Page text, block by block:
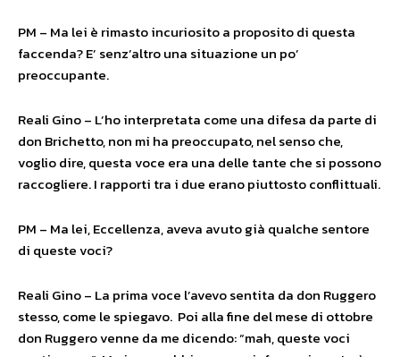
PM – Ma lei è rimasto incuriosito a proposito di questa
faccenda? E’ senz’altro una situazione un po’
preoccupante.
Reali Gino – L’ho interpretata come una difesa da parte di
don Brichetto, non mi ha preoccupato, nel senso che,
voglio dire, questa voce era una delle tante che si possono
raccogliere. I rapporti tra i due erano piuttosto conflittuali.
PM – Ma lei, Eccellenza, aveva avuto già qualche sentore
di queste voci?
Reali Gino – La prima voce l’avevo sentita da don Ruggero
stesso, come le spiegavo. Poi alla fine del mese di ottobre
don Ruggero venne da me dicendo: “mah, queste voci